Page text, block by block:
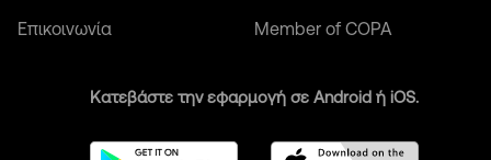
Επικοινωνία Member of COPA
Κατεβάστε την εφαρμογή σε Android ή iOS.